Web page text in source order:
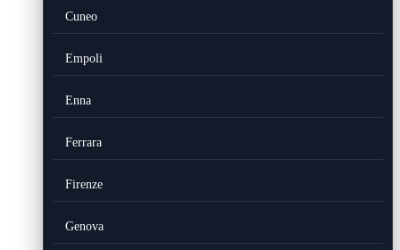
Cuneo
Empoli
Enna
Ferrara
Firenze
Genova